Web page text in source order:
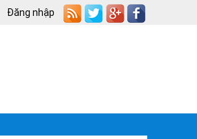
Đăng nhập